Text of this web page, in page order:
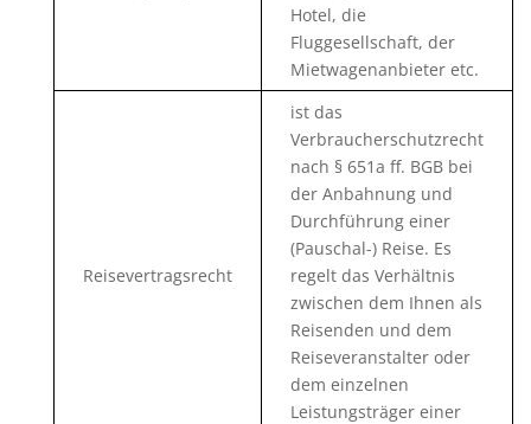
Hotel, die
Fluggesellschaft, der
Mietwagenanbieter etc.
Reisevertragsrecht
ist das
Verbraucherschutzrecht
nach § 651a ff. BGB bei
der Anbahnung und
Durchführung einer
(Pauschal-) Reise. Es
regelt das Verhältnis
zwischen dem Ihnen als
Reisenden und dem
Reiseveranstalter oder
dem einzelnen
Leistungsträger einer